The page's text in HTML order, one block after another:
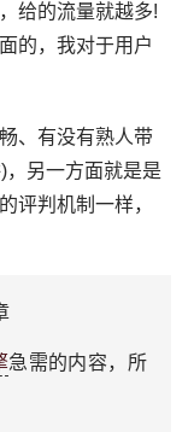
，给的流量就越多!
的，我对于用户
、有没有熟人带
，另一方面就是是
评判机制一样，
急需的内容，所